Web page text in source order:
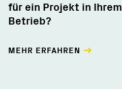
für ein Projekt in Ihrem
Betrieb?
MEHR ERFAHREN